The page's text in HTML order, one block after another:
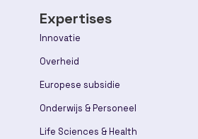
Expertises
Innovatie
Overheid
Europese subsidie
Onderwijs & Personeel
Life Sciences & Health